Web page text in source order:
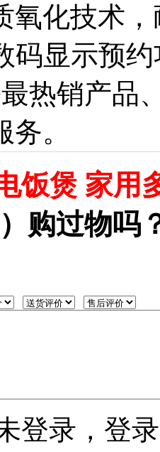
氧化技术
码显示预
热销产品
。
饭煲 家用
）购过物吗
登录，登